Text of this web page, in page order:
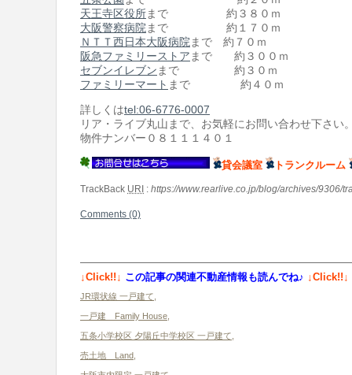
天王寺区役所まで 約３８０ｍ
大阪警察病院 まで 約１７０ｍ
ＮＴＴ西日本大阪病院 まで 約７０ｍ
阪急ファミリーストア まで 約３００ｍ
セブンイレブン まで 約３０ｍ
ファミリーマート まで 約４０ｍ
詳しくはtel:06-6776-0007
リア・ライブ丸山まで、お気軽にお問い合わせ下さい。
物件ナンバー０８１１１４０１
貸会議室 トランクルーム
TrackBack URI : https://www.rearlive.co.jp/blog/archives/9306/
Comments (0)
↓Click!!↓ この記事の関連不動産情報も読んでね♪ ↓Click!!↓
JR環状線 一戸建て
一戸建 Family House
五条小学校区 夕陽丘中学校区 一戸建て
売土地 Land